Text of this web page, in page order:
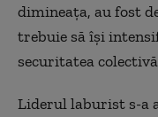
dimineaţa, au fost
trebuie să îşi
securitatea colectivă
Liderul laburist s-a